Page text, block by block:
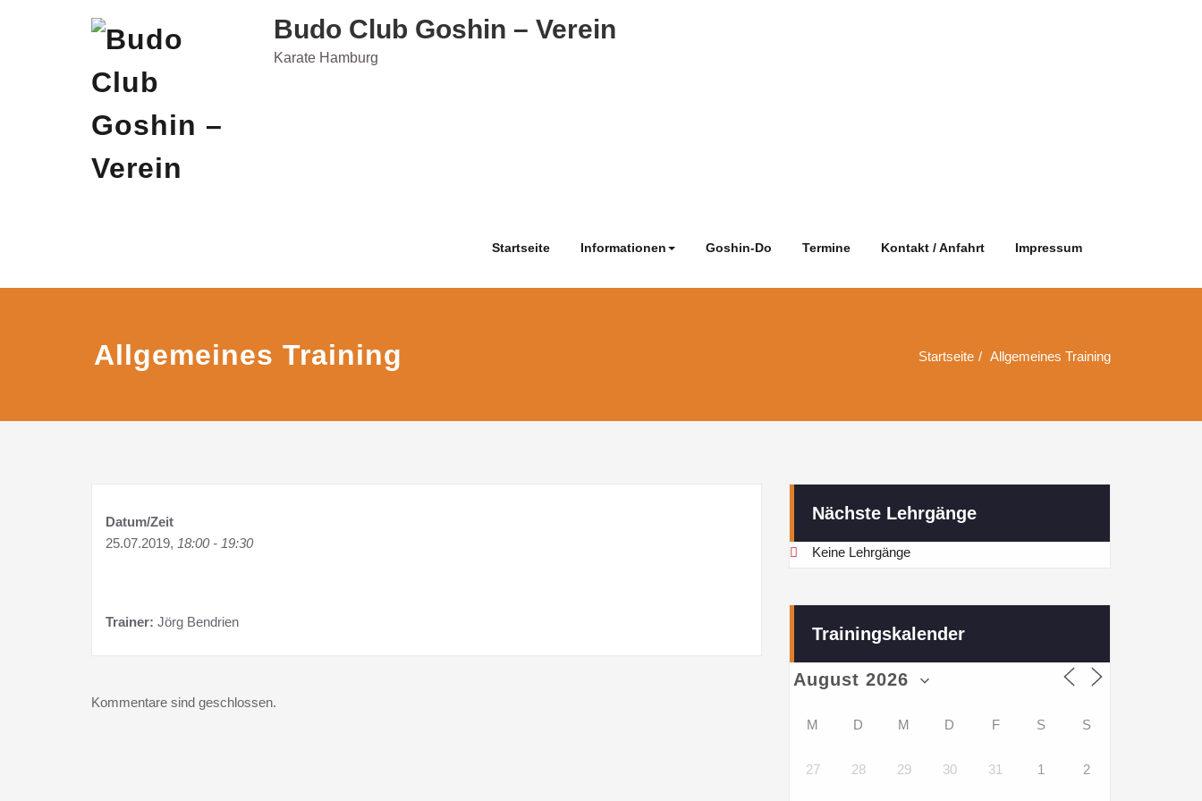
Budo Club Goshin – Verein
Karate Hamburg
Startseite Informationen Goshin-Do Termine Kontakt / Anfahrt Impressum
Allgemeines Training Startseite Allgemeines Training
Datum/Zeit
25.07.2019, 18:00 - 19:30
Trainer: Jörg Bendrien
Kommentare sind geschlossen.
Nächste Lehrgänge
Keine Lehrgänge
Trainingskalender
M D M D F S S
27 28 29 30 31 1 2